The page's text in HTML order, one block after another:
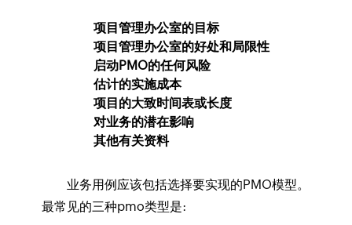
项目管理办公室的目标
项目管理办公室的好处和局限性
启动PMO的任何风险
估计的实施成本
项目的大致时间表或长度
对业务的潜在影响
其他有关资料
业务用例应该包括选择要实现的PMO模型。
最常见的三种pmo类型是: